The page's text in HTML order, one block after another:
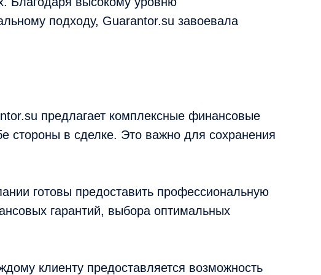
подходу, Guarantor.su завоевала
предлагает комплексные финансовые
стороны в сделке. Это важно для сохранения
готовы предоставить профессиональную
гарантий, выбора оптимальных
клиенту предоставляется возможность